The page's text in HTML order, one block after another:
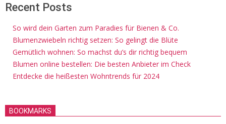
Recent Posts
So wird dein Garten zum Paradies für Bienen & Co.
Blumenzwiebeln richtig setzen: So gelingt die Blüte
Gemütlich wohnen: So machst du’s dir richtig bequem
Blumen online bestellen: Die besten Anbieter im Check
Entdecke die heißesten Wohntrends für 2024
BOOKMARKS